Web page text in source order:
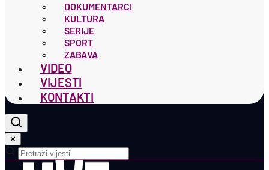
DOKUMENTARCI
KULTURA
SERIJE
SPORT
ZABAVA
VIDEO
VIJESTI
KONTAKTI
✕